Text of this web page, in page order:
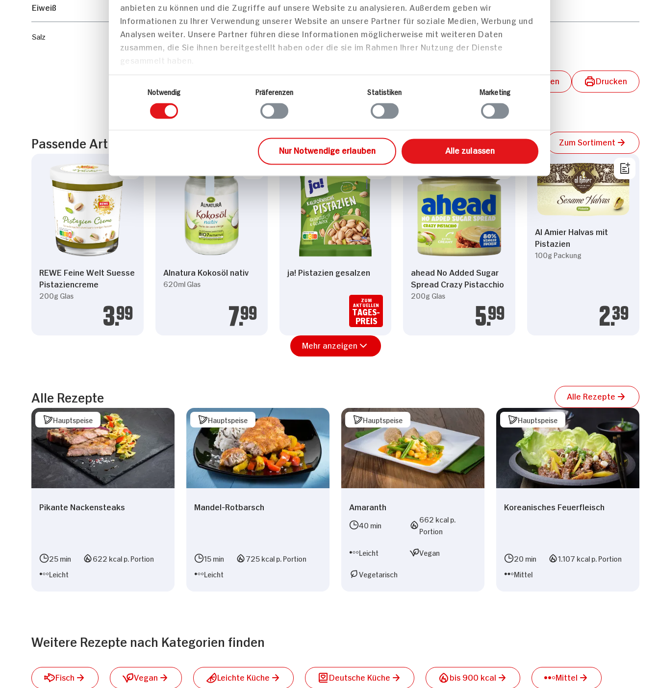
anbieten zu können und die Zugriffe auf unsere Website zu analysieren. Außerdem geben wir
Informationen zu Ihrer Verwendung unserer Website an unsere Partner für soziale Medien, Werbung und
Analysen weiter. Unsere Partner führen diese Informationen möglicherweise mit weiteren Daten
zusammen, die Sie ihnen bereitgestellt haben oder die sie im Rahmen Ihrer Nutzung der Dienste
gesammelt haben.
Notwendig
Präferenzen Statistiken Marketing
Nur Notwendige erlauben Alle zulassen
Eiweiß 6g 21g
Salz 1g 3g
Teilen Drucken
Passende Artikel zum Rezept Zum Sortiment
REWE Feine Welt Suesse
Pistaziencreme
200g Glas
3.99
Alnatura Kokosöl nativ
620ml Glas
7.99
ja! Pistazien gesalzen
ZUM
AKTUELLEN
TAGES-
PREIS
ahead No Added Sugar
Spread Crazy Pistacchio
200g Glas
5.99
Al Amier Halvas mit
Pistazien
100g Packung
2.39
Mehr anzeigen
Alle Rezepte Alle Rezepte
Hauptspeise
Pikante Nackensteaks
25 min
622 kcal p. Portion
Leicht
Hauptspeise
Mandel-Rotbarsch
15 min
725 kcal p. Portion
Leicht
Hauptspeise
Amaranth
40 min
662 kcal p.
Portion
Leicht Vegan
Vegetarisch
Hauptspeise
Koreanisches Feuerfleisch
20 min
1.107 kcal p. Portion
Mittel
Weitere Rezepte nach Kategorien finden
Fisch Vegan Leichte Küche Deutsche Küche bis 900 kcal Mittel